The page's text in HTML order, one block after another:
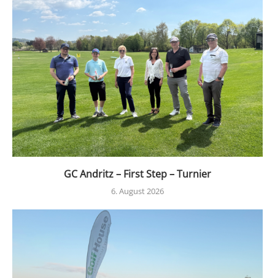
GC Andritz – First Step – Turnier
6. August 2026